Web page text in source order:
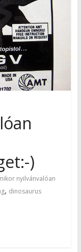
)
nyilvánvalóan
, dinosaurus